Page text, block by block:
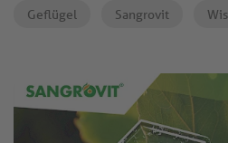
Futterverwertung und die
Das auf standardisierten
basierende Produkt
die Nährstoffverwertung und
Geflügel Sangrovit